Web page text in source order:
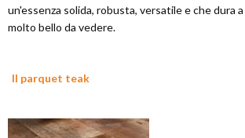
un'essenza solida, robusta, versatile e che dura
molto bello da vedere.
Il parquet teak